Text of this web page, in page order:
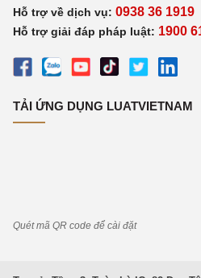
Hỗ trợ về dịch vụ: 0938 36 1919
Hỗ trợ giải đáp pháp luật: 1900
TẢI ỨNG DỤNG LUATVIETNAM
Quét mã QR code để cài đặt